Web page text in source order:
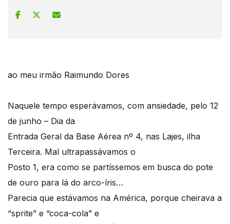
ao meu irmão Raimundo Dores
Naquele tempo esperávamos, com ansiedade, pelo 12
de junho – Dia da
Entrada Geral da Base Aérea nº 4, nas Lajes, ilha
Terceira. Mal ultrapassávamos o
Posto 1, era como se partíssemos em busca do pote
de ouro para lá do arco-íris…
Parecia que estávamos na América, porque cheirava a
“sprite” e “coca-cola” e